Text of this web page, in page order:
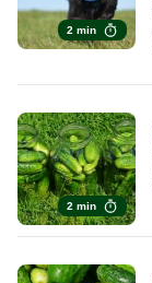
2 min
2 min